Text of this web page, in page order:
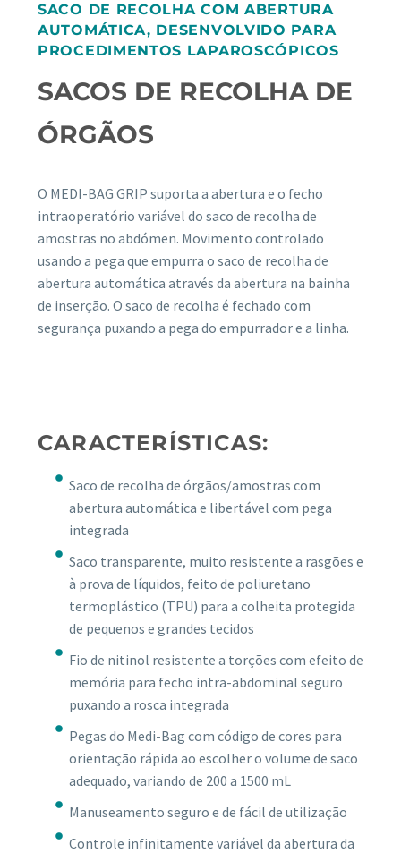
SACO DE RECOLHA COM ABERTURA
AUTOMÁTICA, DESENVOLVIDO PARA
PROCEDIMENTOS LAPAROSCÓPICOS
SACOS DE RECOLHA DE
ÓRGÃOS
O MEDI-BAG GRIP suporta a abertura e o fecho
intraoperatório variável do saco de recolha de
amostras no abdómen. Movimento controlado
usando a pega que empurra o saco de recolha de
abertura automática através da abertura na bainha
de inserção. O saco de recolha é fechado com
segurança puxando a pega do empurrador e a linha.
CARACTERÍSTICAS:
Saco de recolha de órgãos/amostras com
abertura automática e libertável com pega
integrada
Saco transparente, muito resistente a rasgões e
à prova de líquidos, feito de poliuretano
termoplástico (TPU) para a colheita protegida
de pequenos e grandes tecidos
Fio de nitinol resistente a torções com efeito de
memória para fecho intra-abdominal seguro
puxando a rosca integrada
Pegas do Medi-Bag com código de cores para
orientação rápida ao escolher o volume de saco
adequado, variando de 200 a 1500 mL
Manuseamento seguro e de fácil de utilização
Controle infinitamente variável da abertura da